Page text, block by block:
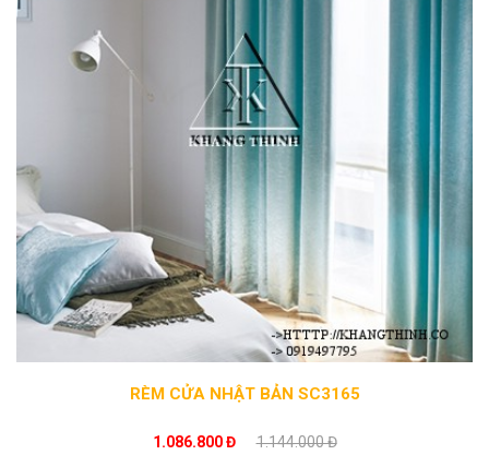
RÈM CỬA NHẬT BẢN SC3165
1.086.800 Đ 1.144.000 Đ